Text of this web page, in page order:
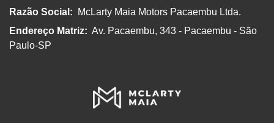
Razão Social:
McLarty Maia Motors Pacaembu Ltda.
Endereço Matriz: Av. Pacaembu, 343 - Pacaembu - São
Paulo-SP